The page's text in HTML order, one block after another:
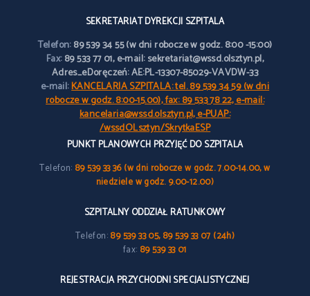
SEKRETARIAT DYREKCJI SZPITALA
Telefon:89 539 34 55 (w dni robocze w godz. 8:00 -15:00)
Fax:89 533 77 01, e-mail: sekretariat@wssd.olsztyn.pl,
Adres_eDoręczeń: AE:PL-13307-85029-VAVDW-33
e-mail:KANCELARIA SZPITALA: tel. 89 539 34 59 (w dni
robocze w godz. 8:00-15.00), fax: 89 533 78 22, e-mail:
kancelaria@wssd.olsztyn.pl, e-PUAP:
/wssdOLsztyn/SkrytkaESP
PUNKT PLANOWYCH PRZYJĘĆ DO SZPITALA
Telefon: 89 539 33 36 (w dni robocze w godz. 7.00-14.00, w
niedziele w godz. 9.00-12.00)
SZPITALNY ODDZIAŁ RATUNKOWY
Telefon:89 539 33 05, 89 539 33 07 (24h)
fax: 89 539 33 01
REJESTRACJA PRZYCHODNI SPECJALISTYCZNEJ